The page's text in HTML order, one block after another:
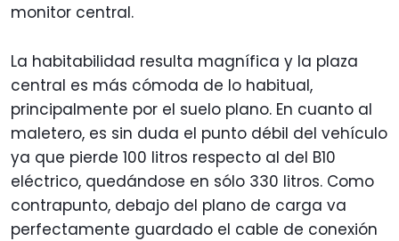
monitor central.
La habitabilidad resulta magnífica y la plaza
central es más cómoda de lo habitual,
principalmente por el suelo plano. En cuanto al
maletero, es sin duda el punto débil del vehículo
ya que pierde 100 litros respecto al del B10
eléctrico, quedándose en sólo 330 litros. Como
contrapunto, debajo del plano de carga va
perfectamente guardado el cable de conexión